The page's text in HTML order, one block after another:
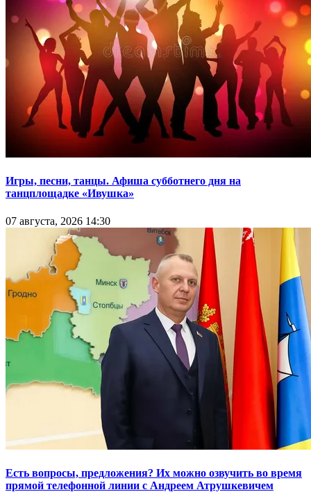
Игры, песни, танцы. Афиша субботнего дня на
танцплощадке «Ивушка»
07 августа, 2026 14:30
Есть вопросы, предложения? Их можно озвучить во время
прямой телефонной линии с Андреем Атрушкевичем